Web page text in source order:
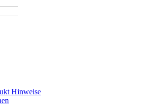
Hinweise